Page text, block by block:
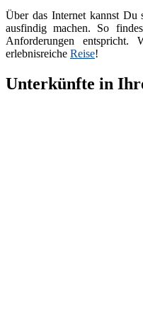
Über das Internet kannst Du
ausfindig machen. So
Anforderungen
erlebnisreiche Reise!
Unterkünfte in